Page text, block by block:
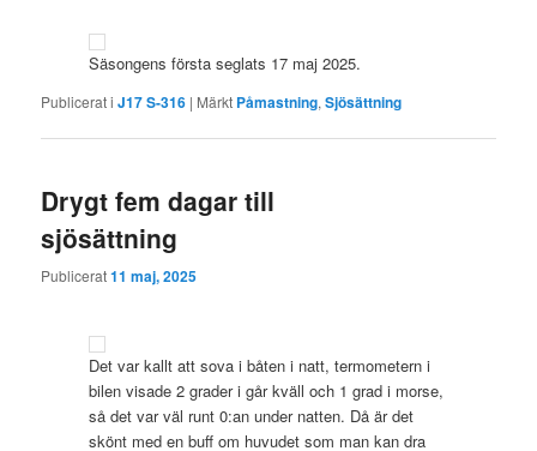
Säsongens första seglats 17 maj 2025.
Publicerat i J17 S-316 | Märkt Påmastning,Sjösättning
Drygt fem dagar till
sjösättning
Publicerat11 maj, 2025
Det var kallt att sova i båten i natt, termometern i
bilen visade 2 grader i går kväll och 1 grad i morse,
så det var väl runt 0:an under natten. Då är det
skönt med en buff om huvudet som man kan dra